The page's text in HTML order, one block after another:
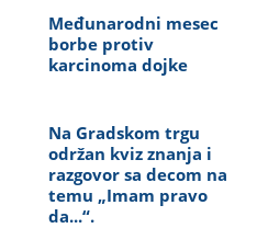
Međunarodni mesec
borbe protiv
karcinoma dojke
Na Gradskom trgu
održan kviz znanja i
razgovor sa decom na
temu „Imam pravo
da...“.